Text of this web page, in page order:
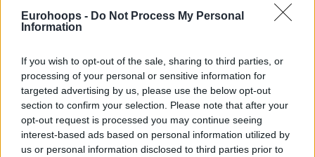
Eurohoops - Do Not Process My Personal
Information
If you wish to opt-out of the sale, sharing to third parties, or
processing of your personal or sensitive information for
targeted advertising by us, please use the below opt-out
section to confirm your selection. Please note that after your
opt-out request is processed you may continue seeing
interest-based ads based on personal information utilized by
us or personal information disclosed to third parties prior to
επίπεδο. Θα κάνει πράγματα που θα εκπλήσσουν τον εαυτό
του και θα μπορούσε ενδεχομένως να το κάνει για τον
ομάδα στην Ευρωλίγκα, και να πληρώνετε πολύ καλά
χρήματα με μια πολύ καλή βάση οπαδών. Αυτό είναι κάτι που
πρέπει να σκεφτεί. Θέλεις να επιστρέψεις στο ΝΒΑ όπου δεν
θα είσαι ο πρωταγωνιστής; Θα πληρωθείς καλά, αλλά δεν θα
είσαι ο πρωταγωνιστής. Το κάνεις μόνο και μόνο για το
λογότυπο ή επειδή αγαπάς πραγματικά το μπάσκετ. Αν